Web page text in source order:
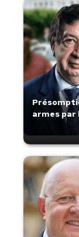
armes par